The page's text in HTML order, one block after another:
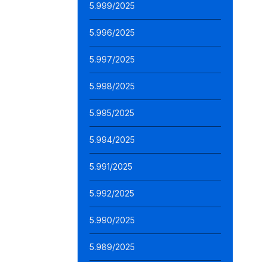
5.999/2025
5.996/2025
5.997/2025
5.998/2025
5.995/2025
5.994/2025
5.991/2025
5.992/2025
5.990/2025
5.989/2025